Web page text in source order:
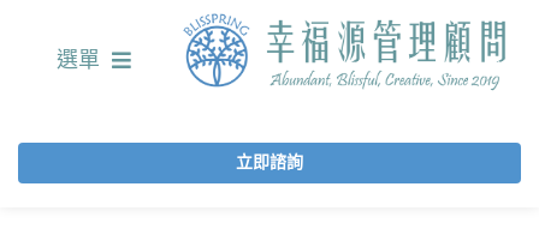
選單
立即諮詢